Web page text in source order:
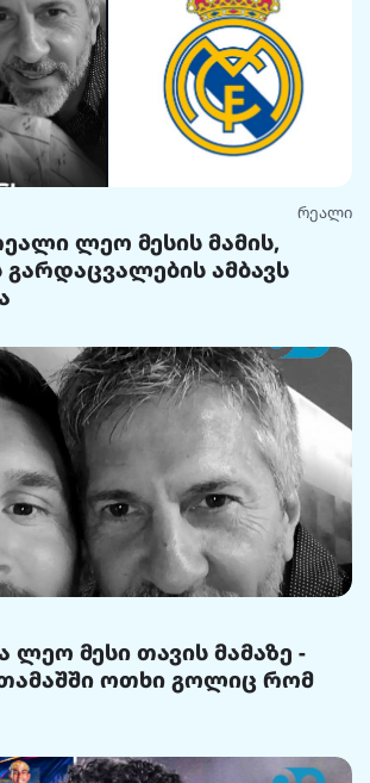
რეალი
ლეო მესის მამის,
გარდაცვალების ამბავს
ლეო მესი თავის მამაზე -
თამაშში ოთხი გოლიც რომ